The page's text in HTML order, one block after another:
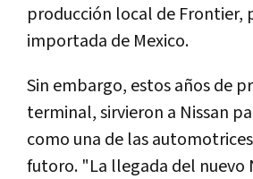
producción local de Frontier,
importada de Mexico.
Sin embargo, estos años de
terminal, sirvieron a Nissan
como una de las
futoro. "La llegada del nuevo